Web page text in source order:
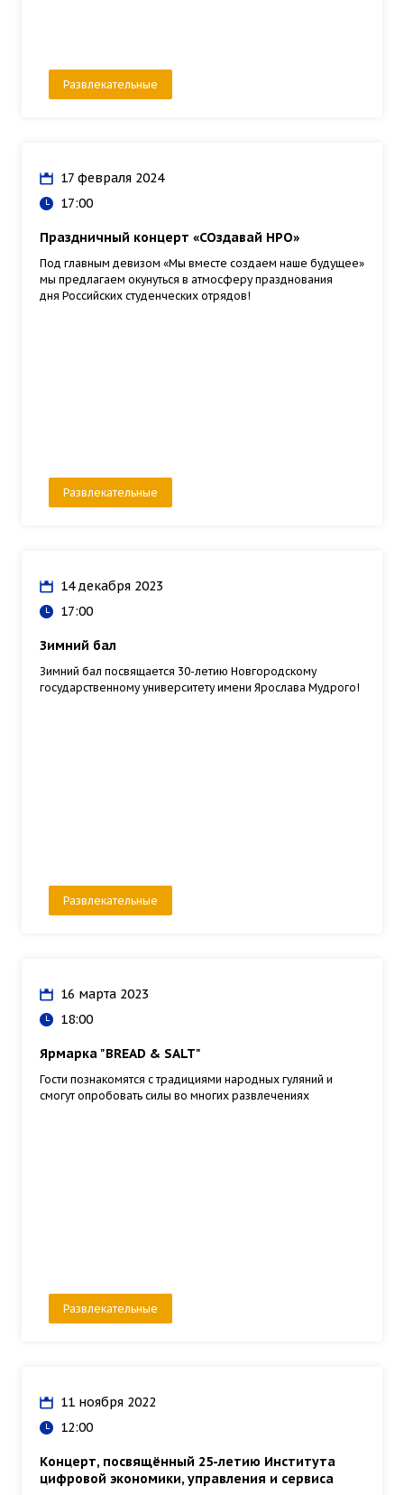
Развлекательные
17 февраля 2024
17:00
Праздничный концерт «СОздавай НРО»
Под главным девизом «Мы вместе создаем наше будущее»
мы предлагаем окунуться в атмосферу празднования
дня Российских студенческих отрядов!
Развлекательные
14 декабря 2023
17:00
Зимний бал
Зимний бал посвящается 30-летию Новгородскому
государственному университету имени Ярослава Мудрого!
Развлекательные
16 марта 2023
18:00
Ярмарка "BREAD & SALT"
Гости познакомятся с традициями народных гуляний и
смогут опробовать силы во многих развлечениях
Развлекательные
11 ноября 2022
12:00
Концерт, посвящённый 25-летию Института
цифровой экономики, управления и сервиса